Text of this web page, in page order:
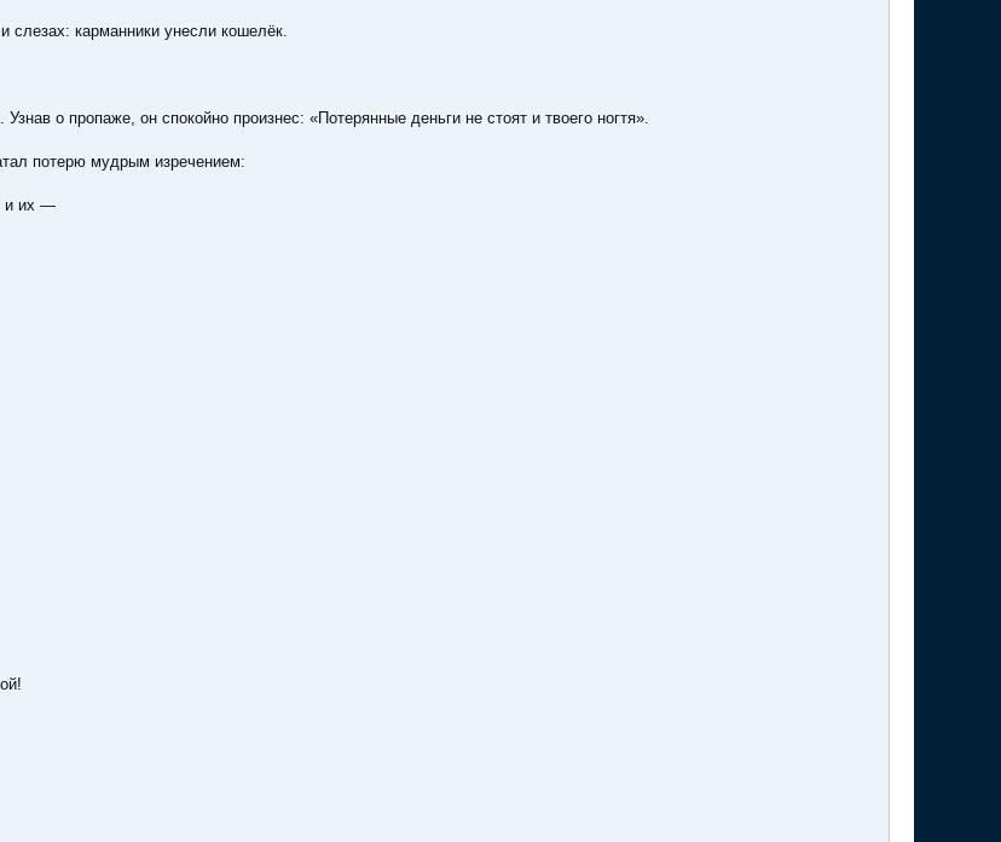
карманники унесли кошелёк.
о пропаже, он спокойно произнес: «Потерянные деньги не стоят и твоего ногтя».
потерю мудрым изречением:
и их —